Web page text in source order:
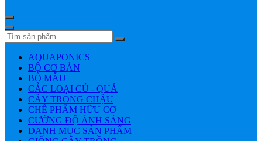
AQUAPONICS
BỘ CƠ BẢN
BỘ MẪU
CÁC LOẠI CỦ - QUẢ
CÂY TRONG CHẬU
CHẾ PHẨM HỮU CƠ
CƯỜNG ĐỘ ÁNH SÁNG
DANH MỤC SẢN PHẨM